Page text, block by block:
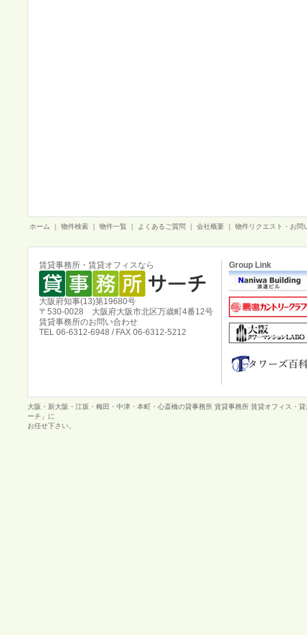
ホーム 物件検索 物件一覧 よくあるご質問 会社概要 物件リクエスト・お問
賃貸事務所・賃貸オフィスなら
大阪府知事(13)第19680号
〒530-0028 大阪府大阪市北区万歳町4番12号
賃貸事務所のお問い合わせ
TEL 06-6312-6948 / FAX 06-6312-5212
Group Link
大阪・新大阪・江坂・梅田・中津・本町・心斎橋の貸事務所 賃貸事務所 賃貸オフィス・
ーチ」に
お任せ下さい。